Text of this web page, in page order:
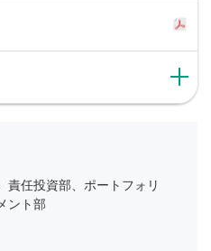
責任投資部、ポートフォリ
ント部